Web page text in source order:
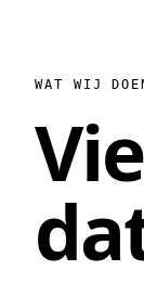
WAT WIJ